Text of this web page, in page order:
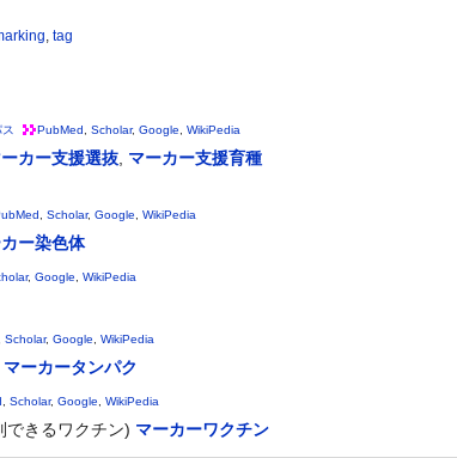
, tag
PubMed Scholar, Google WikiPedia
カー支援選抜 マーカー支援育種
Scholar, Google WikiPedia
ー染色体
, Google WikiPedia
Scholar, Google WikiPedia
マーカータンパク
Scholar, Google WikiPedia
できるワクチン) マーカーワクチン